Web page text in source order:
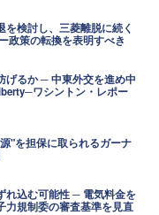
を検討し、三菱離脱に続く
政策の転換を表明すべき
げるか ─ 中東外交を進め中
ワシントン・レポー
"を担保に取られるガーナ
れ込む可能性 ─ 電気料金を
力規制委の審査基準を見直